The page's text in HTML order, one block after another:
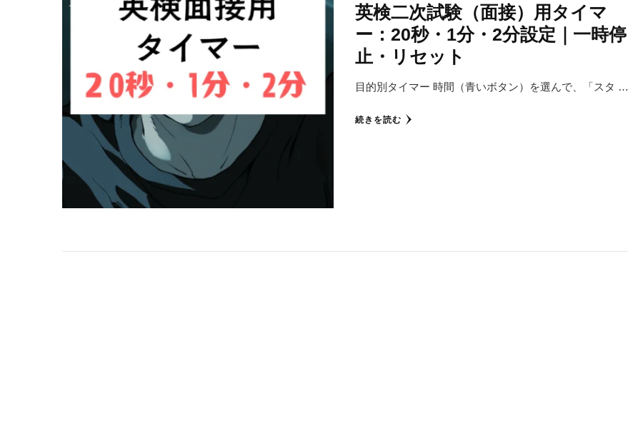
英検二次試験（面接）用タイマ
ー：20秒・1分・2分設定｜一時停
止・リセット
目的別タイマー 時間（青いボタン）を選んで、「スタ …
続きを読む